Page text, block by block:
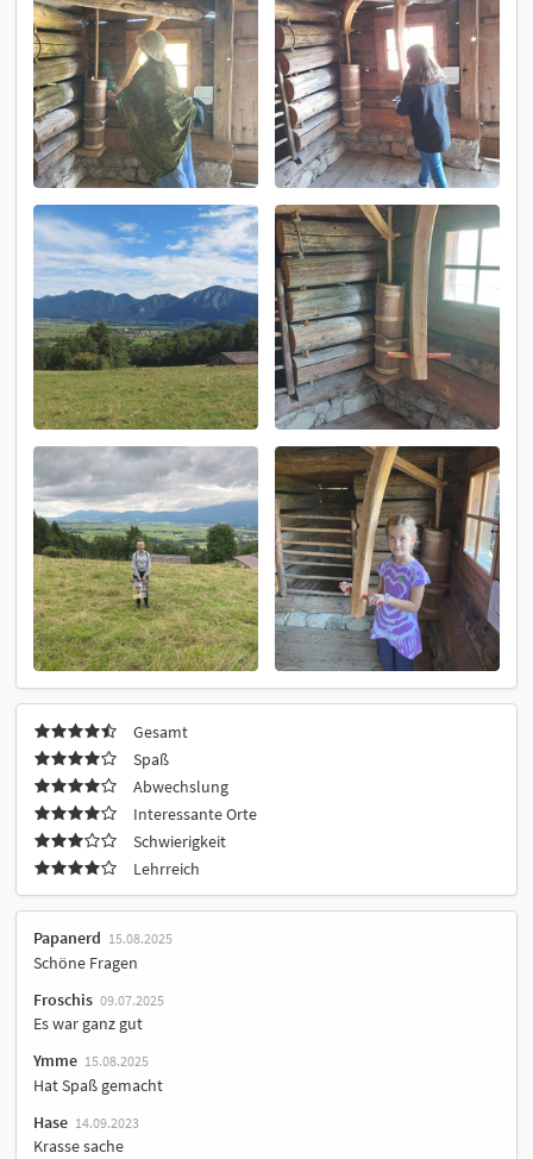
Gesamt
Spaß
Abwechslung
Interessante Orte
Schwierigkeit
Lehrreich
Papanerd 15.08.2025
Schöne Fragen
Froschis 09.07.2025
Es war ganz gut
Ymme 15.08.2025
Hat Spaß gemacht
Hase 14.09.2023
Krasse sache